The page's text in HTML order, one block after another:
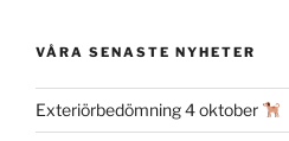
VÅRA SENASTE NYHETER
Exteriörbedömning 4 oktober